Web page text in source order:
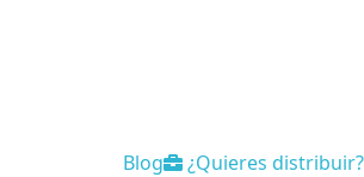
¿Quieres distribuir?
Blog